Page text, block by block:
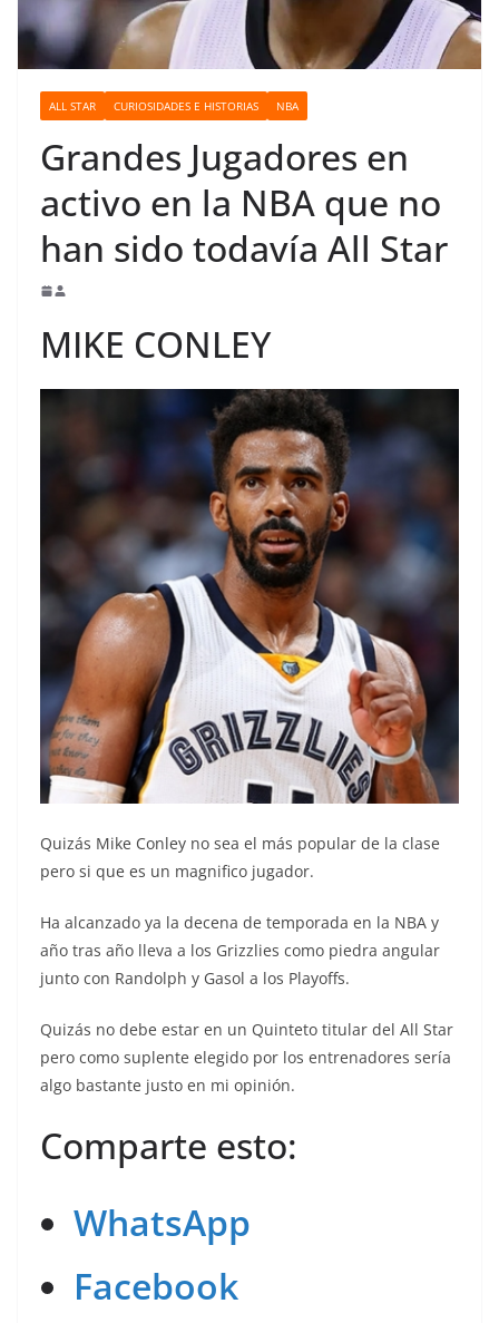
ALL STAR CURIOSIDADES E HISTORIAS NBA
Grandes Jugadores en
activo en la NBA que no
han sido todavía All Star
MIKE CONLEY
Quizás Mike Conley no sea el más popular de la clase
pero si que es un magnifico jugador.
Ha alcanzado ya la decena de temporada en la NBA y
año tras año lleva a los Grizzlies como piedra angular
junto con Randolph y Gasol a los Playoffs.
Quizás no debe estar en un Quinteto titular del All Star
pero como suplente elegido por los entrenadores sería
algo bastante justo en mi opinión.
Comparte esto:
WhatsApp
Facebook